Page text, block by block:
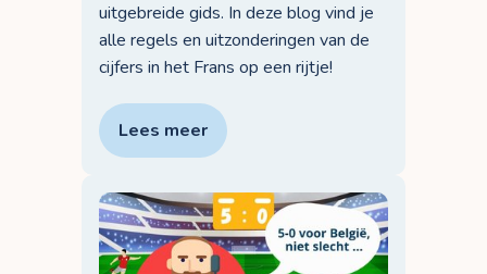
uitgebreide gids. In deze blog vind je
alle regels en uitzonderingen van de
cijfers in het Frans op een rijtje!
Lees meer